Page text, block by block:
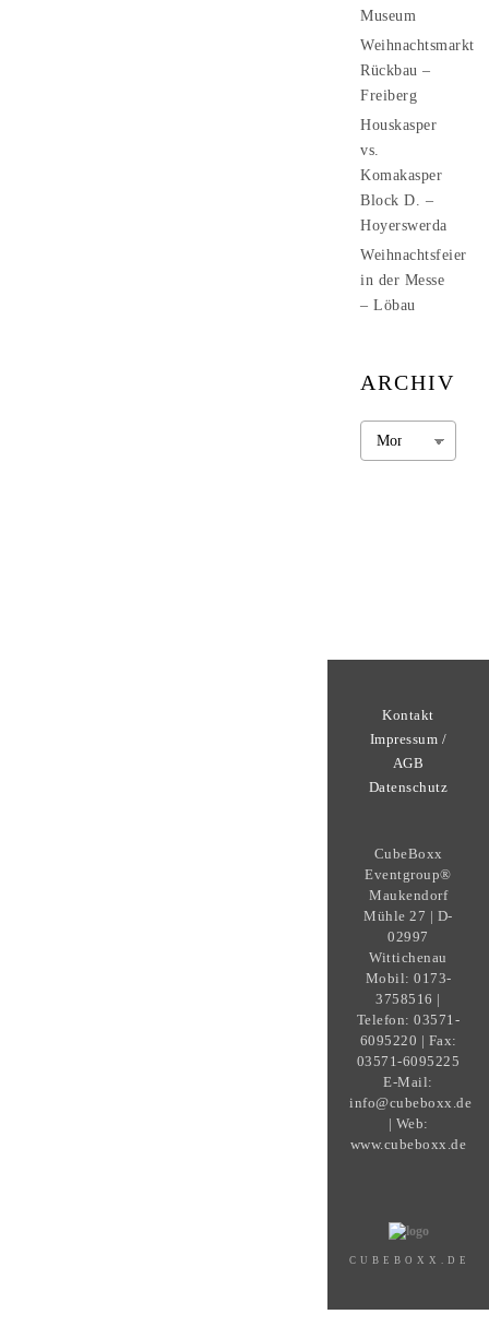
Museum
Weihnachtsmarkt
Rückbau –
Freiberg
Houskasper
vs.
Komakasper
Block D. –
Hoyerswerda
Weihnachtsfeier
in der Messe
– Löbau
ARCHIV
Archiv
Kontakt
Impressum /
AGB
Datenschutz
CubeBoxx
Eventgroup®
Maukendorf
Mühle 27 | D-
02997
Wittichenau
Mobil: 0173-
3758516 |
Telefon: 03571-
6095220 | Fax:
03571-6095225
E-Mail:
info@cubeboxx.de
| Web:
www.cubeboxx.de
CUBEBOXX.DE